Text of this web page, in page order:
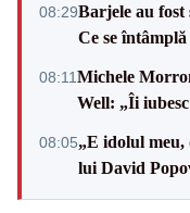
08:29Barjele au fost
Ce se
08:11Michele
Well: „Îi
08:05„E idolul
lui David